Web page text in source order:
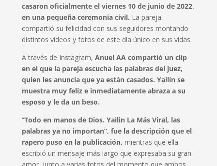
casaron oficialmente el viernes 10 de junio de 2022,
en una pequeña ceremonia civil. La pareja
compartió su felicidad con sus seguidores montando
distintos videos y fotos de este día único en sus vidas.
A través de Instagram, Anuel AA compartió un clip
en el que la pareja escucha las palabras del juez,
quien les anuncia que ya están casados. Yailin se
muestra muy feliz e inmediatamente abraza a su
esposo y le da un beso.
“Todo en manos de Dios. Yailin La Más Viral, las
palabras ya no importan”, fue la descripción que el
rapero puso en la publicación, mientras que ella
escribió un mensaje más largo que expresaba su gran